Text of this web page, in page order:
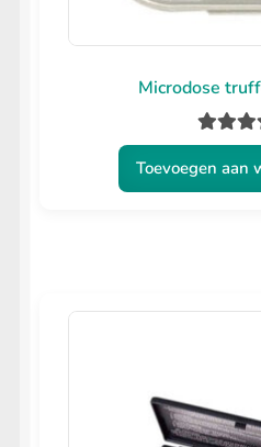
Microdose
5.00
Toevoegen aan